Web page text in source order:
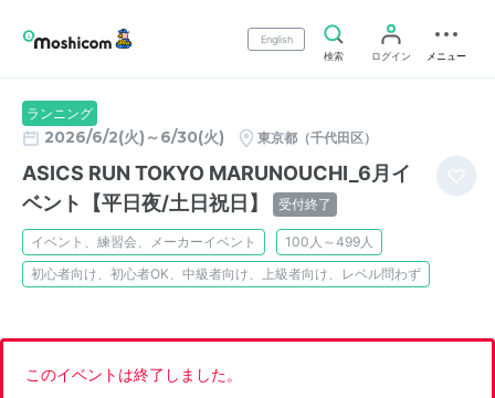
English
検索
ログイン メニュー
ランニング
2026/6/2(火)～6/30(火) 東京都（千代田区）
ASICS RUN TOKYO MARUNOUCHI_6月イ
ベント【平日夜/土日祝日】
受付終了
イベント、練習会、メーカーイベント
100人～499人
初心者向け、初心者OK、中級者向け、上級者向け、レベル問わず
このイベントは終了しました。